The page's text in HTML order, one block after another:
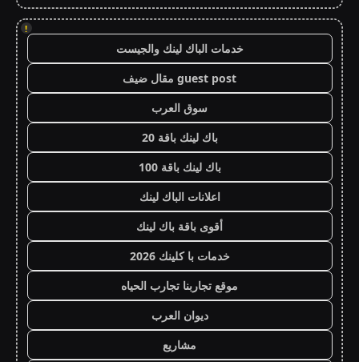
!
خدمات الباك لينك والجيست
guest post مقال ضيف
سوق العرب
باك لينك باقة 20
باك لينك باقة 100
اعلانات الباك لينك
أقوى باقة باك لينك
خدمات با كلينك 2026
موقع تجاربنا تجارب الحياه
ديوان العرب
مشاريع